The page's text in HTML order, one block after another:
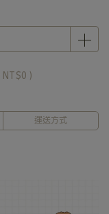
NT$0 )
運送方式